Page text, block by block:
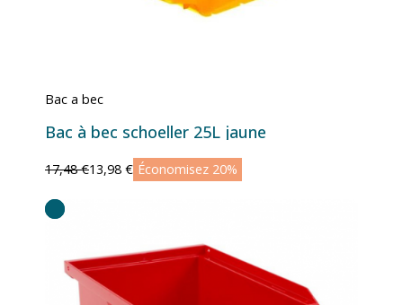
Bac a bec
Bac à bec schoeller 25L jaune
17,48 €13,98 € Économisez 20%